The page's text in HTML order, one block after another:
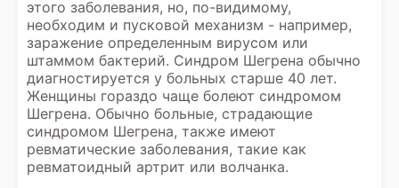
этого заболевания, но, по-видимому,
необходим и пусковой механизм - например,
заражение определенным вирусом или
штаммом бактерий. Синдром Шегрена обычно
диагностируется у больных старше 40 лет.
Женщины гораздо чаще болеют синдромом
Шегрена. Обычно больные, страдающие
синдромом Шегрена, также имеют
ревматические заболевания, такие как
ревматоидный артрит или волчанка.